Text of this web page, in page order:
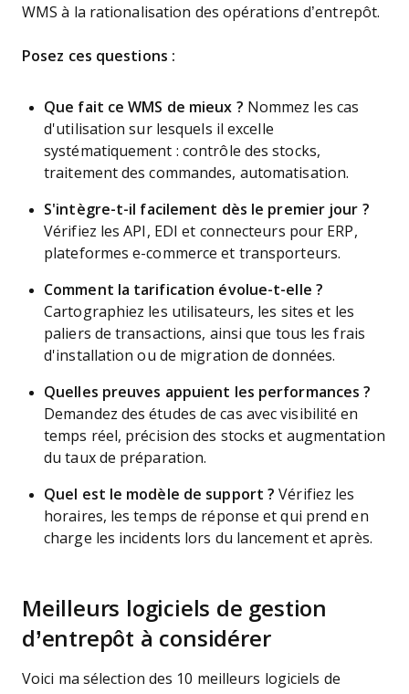
WMS à la rationalisation des opérations d’entrepôt.
Posez ces questions :
Que fait ce WMS de mieux ? Nommez les cas
d'utilisation sur lesquels il excelle
systématiquement : contrôle des stocks,
traitement des commandes, automatisation.
S'intègre-t-il facilement dès le premier jour ?
Vérifiez les API, EDI et connecteurs pour ERP,
plateformes e-commerce et transporteurs.
Comment la tarification évolue-t-elle ?
Cartographiez les utilisateurs, les sites et les
paliers de transactions, ainsi que tous les frais
d'installation ou de migration de données.
Quelles preuves appuient les performances ?
Demandez des études de cas avec visibilité en
temps réel, précision des stocks et augmentation
du taux de préparation.
Quel est le modèle de support ? Vérifiez les
horaires, les temps de réponse et qui prend en
charge les incidents lors du lancement et après.
Meilleurs logiciels de gestion
d’entrepôt à considérer
Voici ma sélection des 10 meilleurs logiciels de